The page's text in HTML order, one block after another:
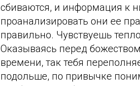
сбиваются, и информация к
проанализировать они ее
правильно. Чувствуешь
Оказываясь перед
времени, так тебя
подольше, по привычке